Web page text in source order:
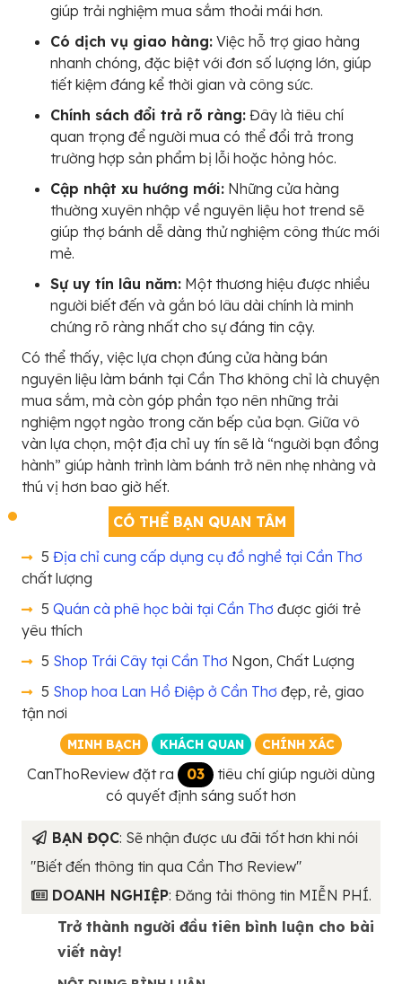
giúp trải nghiệm mua sắm thoải mái hơn.
Có dịch vụ giao hàng: Việc hỗ trợ giao hàng
nhanh chóng, đặc biệt với đơn số lượng lớn, giúp
tiết kiệm đáng kể thời gian và công sức.
Chính sách đổi trả rõ ràng: Đây là tiêu chí
quan trọng để người mua có thể đổi trả trong
trường hợp sản phẩm bị lỗi hoặc hỏng hóc.
Cập nhật xu hướng mới: Những cửa hàng
thường xuyên nhập về nguyên liệu hot trend sẽ
giúp thợ bánh dễ dàng thử nghiệm công thức mới
mẻ.
Sự uy tín lâu năm: Một thương hiệu được nhiều
người biết đến và gắn bó lâu dài chính là minh
chứng rõ ràng nhất cho sự đáng tin cậy.
Có thể thấy, việc lựa chọn đúng cửa hàng bán
nguyên liệu làm bánh tại Cần Thơ không chỉ là chuyện
mua sắm, mà còn góp phần tạo nên những trải
nghiệm ngọt ngào trong căn bếp của bạn. Giữa vô
vàn lựa chọn, một địa chỉ uy tín sẽ là “người bạn đồng
hành” giúp hành trình làm bánh trở nên nhẹ nhàng và
thú vị hơn bao giờ hết.
CÓ THỂ BẠN QUAN TÂM
5 Địa chỉ cung cấp dụng cụ đồ nghề tại Cần Thơ
chất lượng
5 Quán cà phê học bài tại Cần Thơ được giới trẻ
yêu thích
5 Shop Trái Cây tại Cần Thơ Ngon, Chất Lượng
5 Shop hoa Lan Hồ Điệp ở Cần Thơ đẹp, rẻ, giao
tận nơi
MINH BẠCH KHÁCH QUAN CHÍNH XÁC
CanThoReview đặt ra 03 tiêu chí giúp người dùng
có quyết định sáng suốt hơn
BẠN ĐỌC: Sẽ nhận được ưu đãi tốt hơn khi nói
"Biết đến thông tin qua Cần Thơ Review"
DOANH NGHIỆP: Đăng tải thông tin MIỄN PHÍ.
Trở thành người đầu tiên bình luận cho bài
viết này!